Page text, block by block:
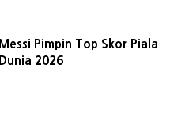
Messi Pimpin Top Skor Piala
Dunia 2026